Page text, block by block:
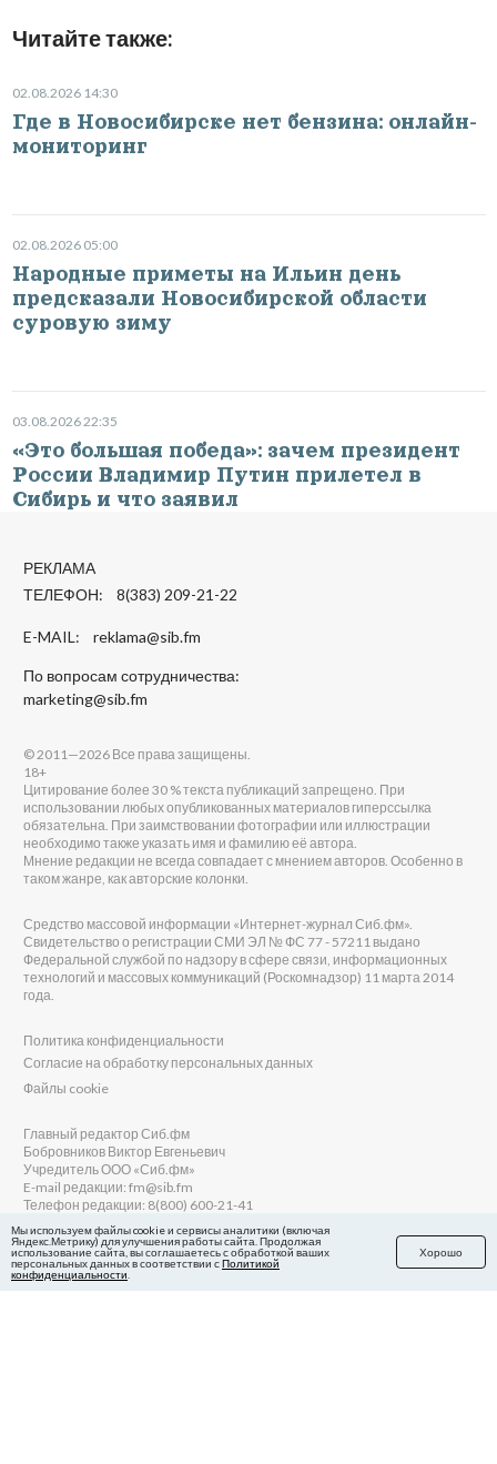
Читайте также:
02.08.2026 14:30
Где в Новосибирске нет бензина: онлайн-
мониторинг
02.08.2026 05:00
Народные приметы на Ильин день
предсказали Новосибирской области
суровую зиму
03.08.2026 22:35
«Это большая победа»: зачем президент
России Владимир Путин прилетел в
Сибирь и что заявил
РЕКЛАМА
ТЕЛЕФОН: 8(383) 209-21-22
E-MAIL: reklama@sib.fm
По вопросам сотрудничества:
marketing@sib.fm
© 2011—2026 Все права защищены.
18+
Цитирование более 30 % текста публикаций запрещено. При
использовании любых опубликованных материалов гиперссылка
обязательна. При заимствовании фотографии или иллюстрации
необходимо также указать имя и фамилию её автора.
Мнение редакции не всегда совпадает с мнением авторов. Особенно в
таком жанре, как авторские колонки.
Средство массовой информации «Интернет-журнал Сиб.фм».
Свидетельство о регистрации СМИ ЭЛ № ФС 77 - 57211 выдано
Федеральной службой по надзору в сфере связи, информационных
технологий и массовых коммуникаций (Роскомнадзор) 11 марта 2014
года.
Политика конфиденциальности
Согласие на обработку персональных данных
Файлы cookie
Главный редактор Сиб.фм
Бобровников Виктор Евгеньевич
Учредитель ООО «Сиб.фм»
E-mail редакции: fm@sib.fm
Телефон редакции: 8(800) 600-21-41
Сайт разработан и поддерживается Технодзен
Мы используем файлы cookie и сервисы аналитики (включая
Яндекс.Метрику) для улучшения работы сайта. Продолжая
использование сайта, вы соглашаетесь с обработкой ваших
персональных данных в соответствии сПолитикой
конфиденциальности
Хорошо